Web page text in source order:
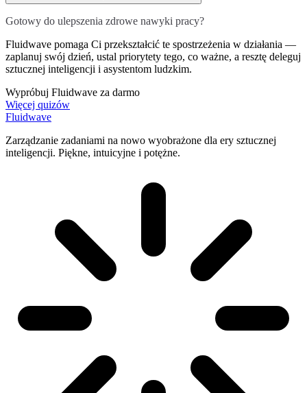
Gotowy do ulepszenia zdrowe nawyki pracy?
Fluidwave pomaga Ci przekształcić te spostrzeżenia w działania —
zaplanuj swój dzień, ustal priorytety tego, co ważne, a resztę deleguj
sztucznej inteligencji i asystentom ludzkim.
Wypróbuj Fluidwave za darmo
Więcej quizów
Fluidwave
Zarządzanie zadaniami na nowo wyobrażone dla ery sztucznej
inteligencji. Piękne, intuicyjne i potężne.